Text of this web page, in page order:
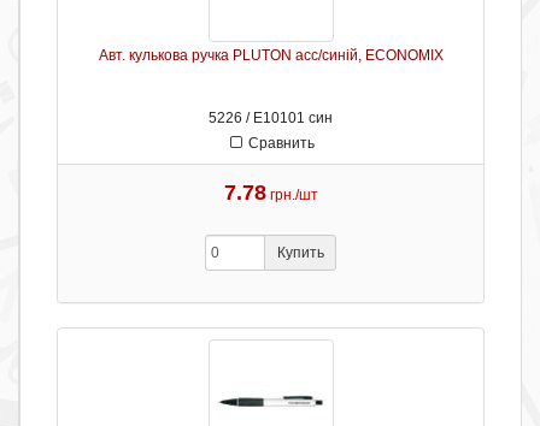
Авт. кулькова ручка PLUTON асс/синій, ECONOMIX
5226 / Е10101 син
Сравнить
7.78 грн./шт
Купить